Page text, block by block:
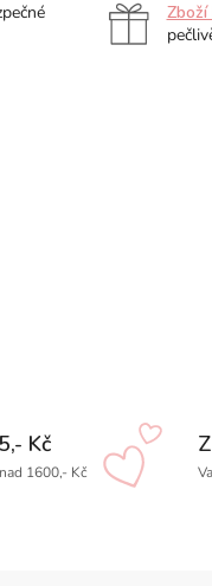
Zboží
Kč
1600,- Kč